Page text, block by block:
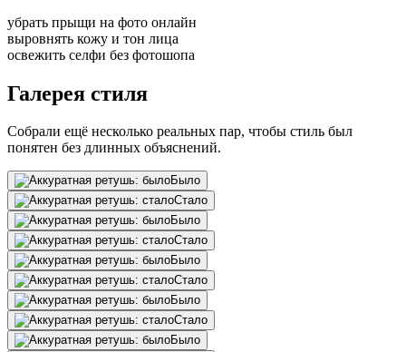
убрать прыщи на фото онлайн
выровнять кожу и тон лица
освежить селфи без фотошопа
Галерея стиля
Собрали ещё несколько реальных пар, чтобы стиль был
понятен без длинных объяснений.
Было
Стало
Было
Стало
Было
Стало
Было
Стало
Было